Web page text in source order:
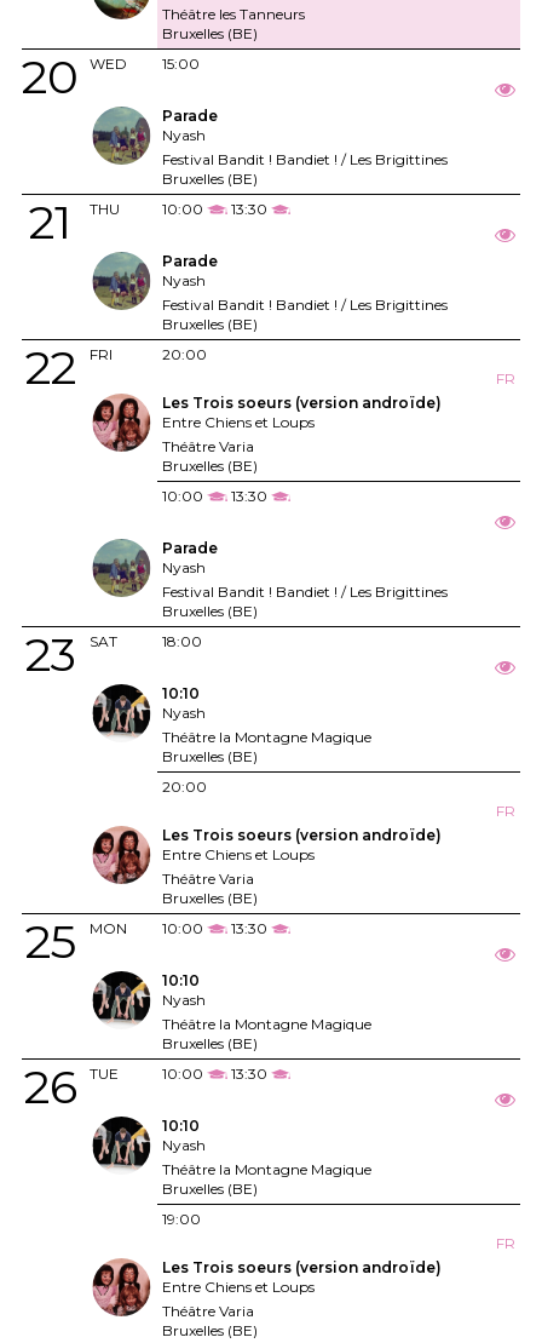
Théâtre les Tanneurs
Bruxelles (BE)
WED
20 15:00
Parade
Nyash
Festival Bandit ! Bandiet ! / Les Brigittines
Bruxelles (BE)
THU
21 10:00 13:30
Parade
Nyash
Festival Bandit ! Bandiet ! / Les Brigittines
Bruxelles (BE)
FRI
22
20:00
FR
Les Trois soeurs (version androïde)
Entre Chiens et Loups
Théâtre Varia
Bruxelles (BE)
10:00
13:30
Parade
Nyash
Festival Bandit ! Bandiet ! / Les Brigittines
Bruxelles (BE)
SAT
23 18:00
10:10
Nyash
Théâtre la Montagne Magique
Bruxelles (BE)
20:00
FR
Les Trois soeurs (version androïde)
Entre Chiens et Loups
Théâtre Varia
Bruxelles (BE)
MON
25 10:00 13:30
10:10
Nyash
Théâtre la Montagne Magique
Bruxelles (BE)
TUE
26 10:00 13:30
10:10
Nyash
Théâtre la Montagne Magique
Bruxelles (BE)
19:00
FR
Les Trois soeurs (version androïde)
Entre Chiens et Loups
Théâtre Varia
Bruxelles (BE)